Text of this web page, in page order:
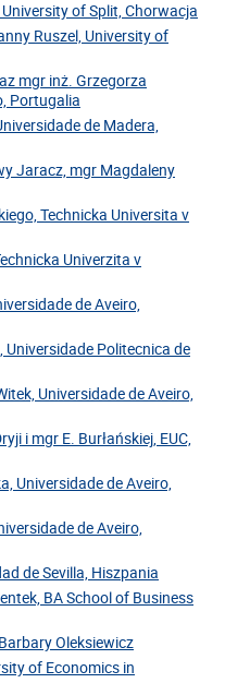
of Split, Chorwacja
Ruszel, University of
mgr inż. Grzegorza
Portugalia
de Madera,
Jaracz, mgr Magdaleny
Technicka Universita v
Univerzita v
de Aveiro,
Universidade Politecnica de
Universidade de Aveiro,
i mgr E. Burłańskiej, EUC,
Universidade de Aveiro,
de Aveiro,
de Sevilla, Hiszpania
BA School of Business
Oleksiewicz
of Economics in